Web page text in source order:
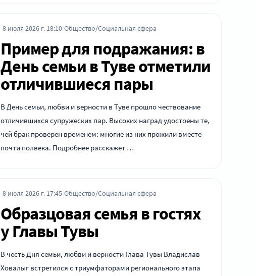
8 июля 2026 г. 18:10 Общество/Социальная сфера
Пример для подражания: в
День семьи в Туве отметили
отличившиеся пары
В День семьи, любви и верности в Туве прошло чествование
отличившихся супружеских пар. Высоких наград удостоены те,
чей брак проверен временем: многие из них прожили вместе
почти полвека. Подробнее расскажет …
8 июля 2026 г. 17:45 Общество/Социальная сфера
Образцовая семья в гостях
у Главы Тувы
В честь Дня семьи, любви и верности Глава Тувы Владислав
Ховалыг встретился с триумфаторами регионального этапа